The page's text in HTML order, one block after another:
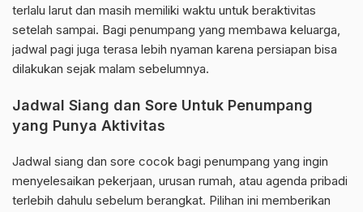
terlalu larut dan masih memiliki waktu untuk beraktivitas
setelah sampai. Bagi penumpang yang membawa keluarga,
jadwal pagi juga terasa lebih nyaman karena persiapan bisa
dilakukan sejak malam sebelumnya.
Jadwal Siang dan Sore Untuk Penumpang
yang Punya Aktivitas
Jadwal siang dan sore cocok bagi penumpang yang ingin
menyelesaikan pekerjaan, urusan rumah, atau agenda pribadi
terlebih dahulu sebelum berangkat. Pilihan ini memberikan